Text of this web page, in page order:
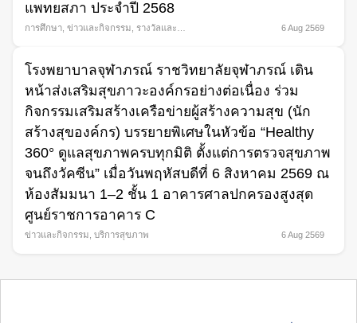
แพทยสภา ประจำปี 2568
การศึกษา ข่าวและกิจกรรม
รางวัลและ
6 Aug 2569
โรงพยาบาลจุฬาภรณ์ ราชวิทยาลัยจุฬาภรณ์ เดิน
หน้าส่งเสริมสุขภาวะองค์กรอย่างต่อเนื่อง ร่วม
กิจกรรมเสริมสร้างเครือข่ายผู้สร้างความสุข (นัก
สร้างสุของค์กร) บรรยายพิเศษในหัวข้อ “Healthy
360° ดูแลสุขภาพครบทุกมิติ ตั้งแต่การตรวจสุขภาพ
จนถึงวัคซีน” เมื่อวันพฤหัสบดีที่ 6 สิงหาคม 2569 ณ
ห้องสัมมนา 1–2 ชั้น 1 อาคารศาลปกครองสูงสุด
ศูนย์ราชการอาคาร C
ข่าวและกิจกรรม บริการสุขภาพ 6 Aug 2569